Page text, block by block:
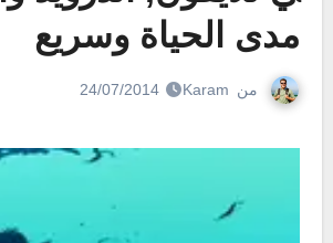
مدى الحياة وسريع
من Karam
24/07/2014